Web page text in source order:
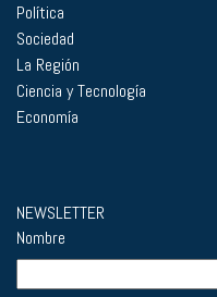
Política
Sociedad
La Región
Ciencia y Tecnología
Economía
NEWSLETTER
Nombre